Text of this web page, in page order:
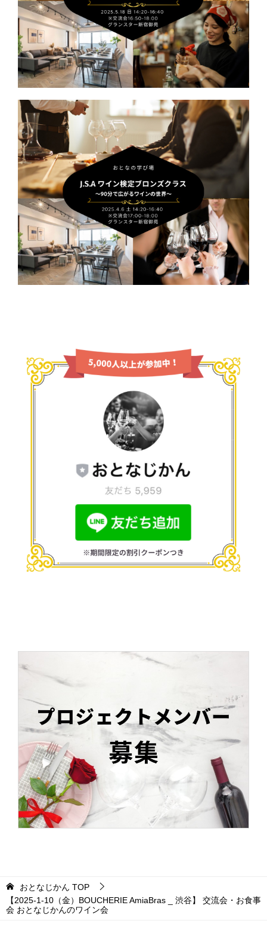
おとなじかん TOP
【2025-1-10（金）BOUCHERIE AmiaBras _ 渋谷】 交流会・お食事
会 おとなじかんのワイン会